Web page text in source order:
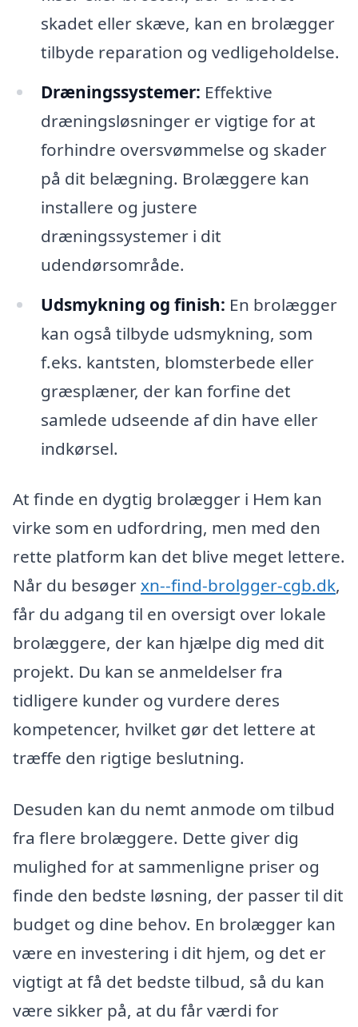
skadet eller skæve, kan en brolægger
tilbyde reparation og vedligeholdelse.
Dræningssystemer: Effektive
dræningsløsninger er vigtige for at
forhindre oversvømmelse og skader
på dit belægning. Brolæggere kan
installere og justere
dræningssystemer i dit
udendørsområde.
Udsmykning og finish: En brolægger
kan også tilbyde udsmykning, som
f.eks. kantsten, blomsterbede eller
græsplæner, der kan forfine det
samlede udseende af din have eller
indkørsel.
At finde en dygtig brolægger i Hem kan
virke som en udfordring, men med den
rette platform kan det blive meget lettere.
Når du besøgerxn--find-brolgger-cgb.dk,
får du adgang til en oversigt over lokale
brolæggere, der kan hjælpe dig med dit
projekt. Du kan se anmeldelser fra
tidligere kunder og vurdere deres
kompetencer, hvilket gør det lettere at
træffe den rigtige beslutning.
Desuden kan du nemt anmode om tilbud
fra flere brolæggere. Dette giver dig
mulighed for at sammenligne priser og
finde den bedste løsning, der passer til dit
budget og dine behov. En brolægger kan
være en investering i dit hjem, og det er
vigtigt at få det bedste tilbud, så du kan
være sikker på, at du får værdi for